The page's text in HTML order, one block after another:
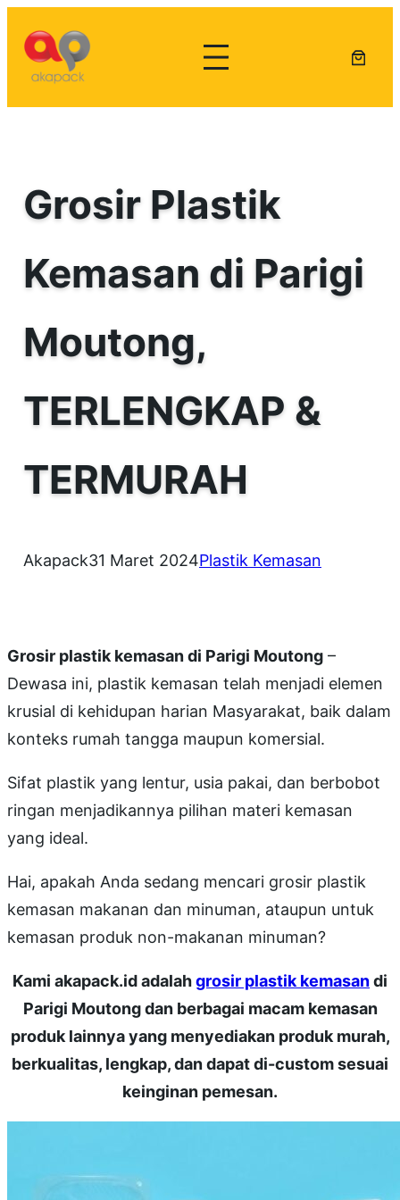
konten
Grosir Plastik
Kemasan di Parigi
Moutong,
TERLENGKAP &
TERMURAH
Akapack31 Maret 2024Plastik Kemasan
Grosir plastik kemasan di Parigi Moutong –
Dewasa ini, plastik kemasan telah menjadi elemen
krusial di kehidupan harian Masyarakat, baik dalam
konteks rumah tangga maupun komersial.
Sifat plastik yang lentur, usia pakai, dan berbobot
ringan menjadikannya pilihan materi kemasan
yang ideal.
Hai, apakah Anda sedang mencari grosir plastik
kemasan makanan dan minuman, ataupun untuk
kemasan produk non-makanan minuman?
Kami akapack.id adalahgrosir plastik kemasandi
Parigi Moutong dan berbagai macam kemasan
produk lainnya yang menyediakan produk murah,
berkualitas, lengkap, dan dapat di-custom sesuai
keinginan pemesan.